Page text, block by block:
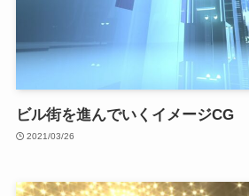
ビル街を進んでいくイメージCG
2021/03/26